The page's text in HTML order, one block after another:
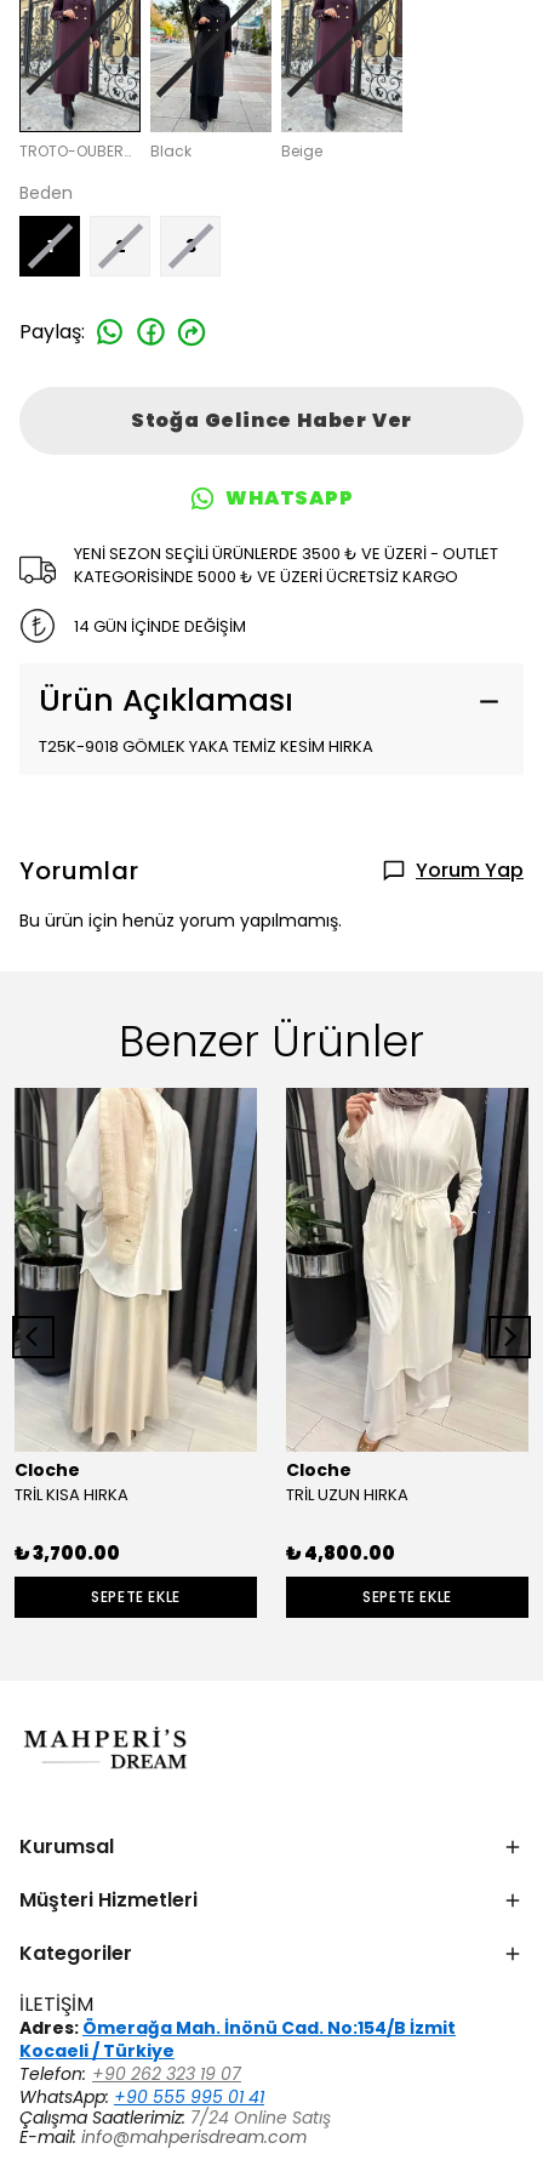
TROTO-OUBERGİNE Black Beige
Beden
1 2 3
Paylaş:
Stoğa Gelince Haber Ver
WHATSAPP
YENİ SEZON SEÇİLİ ÜRÜNLERDE 3500 ₺ VE ÜZERİ - OUTLET
KATEGORİSİNDE 5000 ₺ VE ÜZERİ ÜCRETSİZ KARGO
14 GÜN İÇİNDE DEĞİŞİM
Ürün Açıklaması
T25K-9018 GÖMLEK YAKA TEMİZ KESİM HIRKA
Yorumlar Yorum Yap
Bu ürün için henüz yorum yapılmamış.
Benzer Ürünler
Cloche
TRİL KISA HIRKA
₺ 3,700.00
SEPETE EKLE
Cloche
TRİL UZUN HIRKA
₺ 4,800.00
SEPETE EKLE
Kurumsal
Müşteri Hizmetleri
Kategoriler
İLETİŞİM
Adres: Ömerağa Mah. İnönü Cad. No:154/B İzmit
Kocaeli / Türkiye
Telefon: +90 262 323 19 07
WhatsApp: +90 555 995 01 41
Çalışma Saatlerimiz: 7/24 Online Satış
E-mail: info@mahperisdream.com